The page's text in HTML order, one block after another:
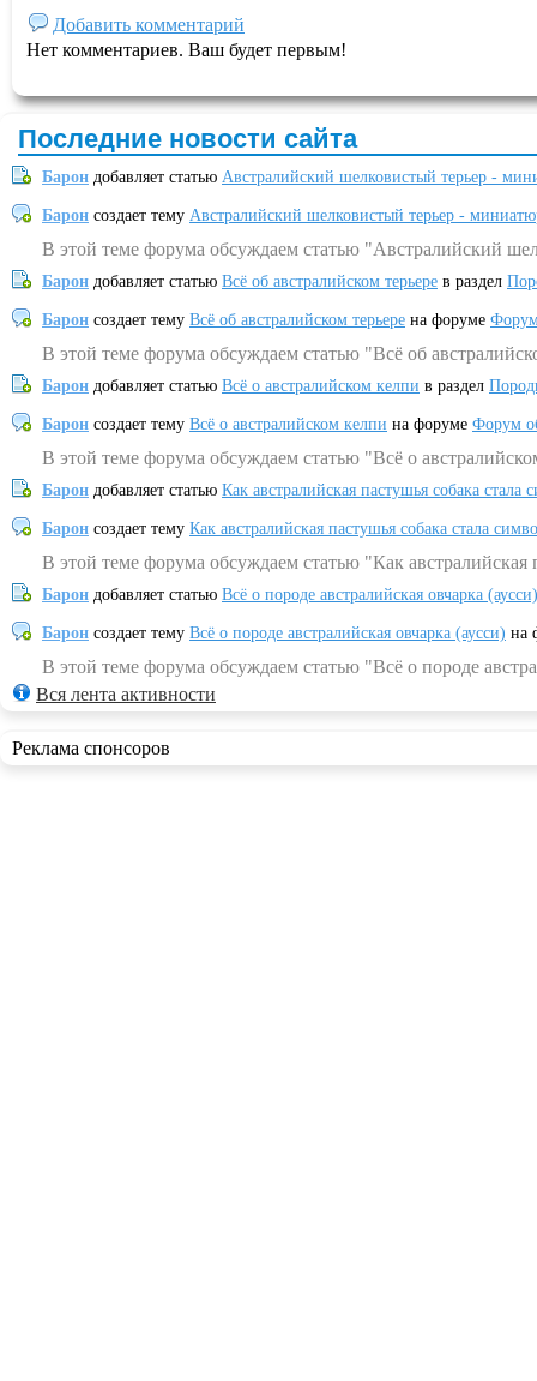
Добавить комментарий
Нет комментариев. Ваш будет первым!
Последние новости сайта
Барон добавляет статью Австралийский шелковистый терьер -
Барон создает тему Австралийский шелковистый терьер -
В этой теме форума обсуждаем статью "Австралийский
Барон добавляет статью Всё об австралийском терьере в раздел
Барон создает тему Всё об австралийском терьере на форуме
В этой теме форума обсуждаем статью "Всё об
Барон добавляет статью Всё о австралийском келпи в раздел
Барон создает тему Всё о австралийском келпи на форуме Форум
В этой теме форума обсуждаем статью "Всё о
Барон добавляет статью Как австралийская пастушья собака
Барон создает тему Как австралийская пастушья собака стала
В этой теме форума обсуждаем статью "Как
Барон добавляет статью Всё о породе австралийская овчарка (аусси)
Барон создает тему Всё о породе австралийская овчарка (аусси) на
В этой теме форума обсуждаем статью "Всё о породе
Вся лента активности
Реклама спонсоров